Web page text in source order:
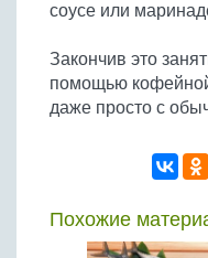
соусе или
Закончив это
помощью
даже просто с
Похожие